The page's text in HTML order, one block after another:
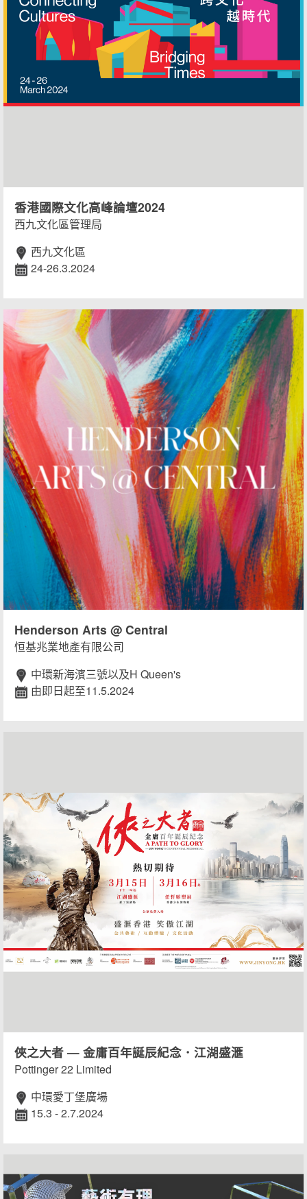
香港國際文化高峰論壇2024
西九文化區管理局
西九文化區
24-26.3.2024
Henderson Arts @ Central
恒基兆業地產有限公司
中環新海濱三號以及H Queen's
由即日起至11.5.2024
俠之大者 — 金庸百年誕辰紀念．江湖盛滙
Pottinger 22 Limited
中環愛丁堡廣場
15.3 - 2.7.2024